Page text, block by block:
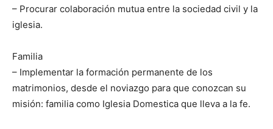
– Procurar colaboración mutua entre la sociedad civil y la
iglesia.
Familia
– Implementar la formación permanente de los
matrimonios, desde el noviazgo para que conozcan su
misión: familia como Iglesia Domestica que lleva a la fe.